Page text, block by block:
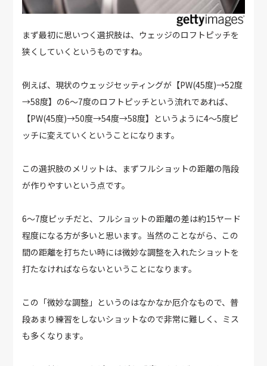
まず最初に思いつく選択肢は、ウェッジのロフトピッチを
狭くしていくというものですね。
例えば、現状のウェッジセッティングが【PW(45度)→52度
→58度】の6～7度のロフトピッチという流れであれば、
【PW(45度)→50度→54度→58度】というように4～5度ピ
ッチに変えていくということになります。
この選択肢のメリットは、まずフルショットの距離の階段
が作りやすいという点です。
6～7度ピッチだと、フルショットの距離の差は約15ヤード
程度になる方が多いと思います。当然のことながら、この
間の距離を打ちたい時には微妙な調整を入れたショットを
打たなければならないということになります。
この「微妙な調整」というのはなかなか厄介なもので、普
段あまり練習をしないショットなので非常に難しく、ミス
も多くなります。